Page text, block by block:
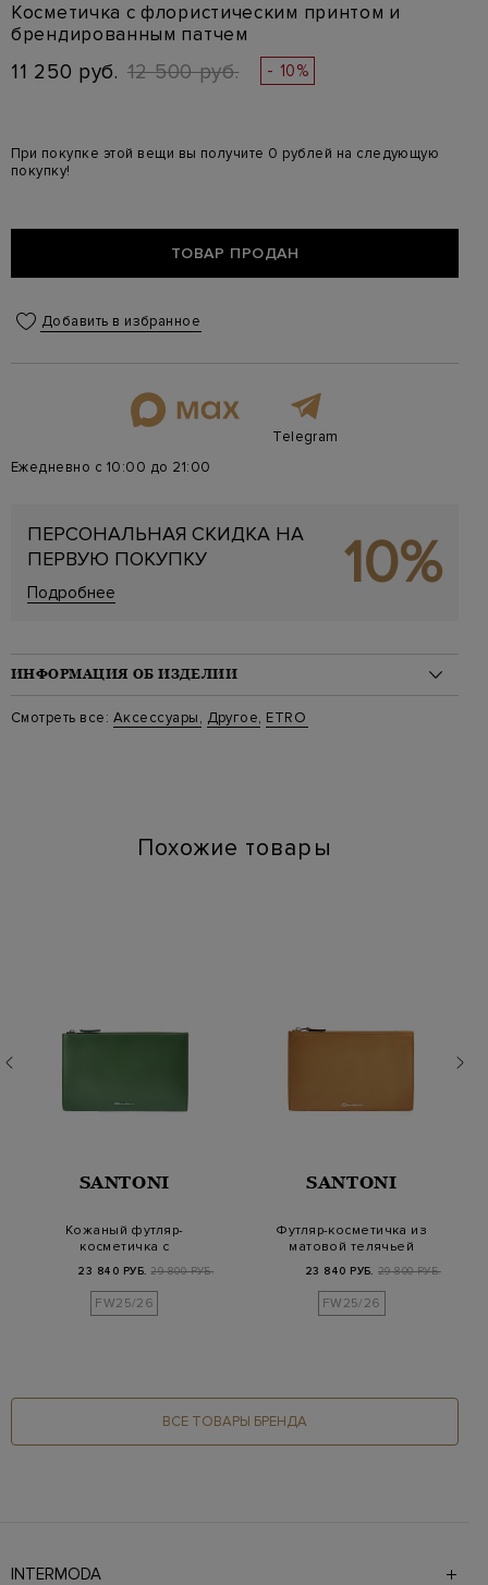
Косметичка с флористическим принтом и
брендированным патчем
11 250 руб. 12 500 руб. - 10%
При покупке этой вещи вы получите 0 рублей на следующую
покупку!
ТОВАР ПРОДАН
Добавить в избранное
Telegram
Ежедневно с 10:00 до 21:00
ПЕРСОНАЛЬНАЯ СКИДКА НА
ПЕРВУЮ ПОКУПКУ
Подробнее 10%
ИНФОРМАЦИЯ ОБ ИЗДЕЛИИ
Материал: полиэстер 100%
Стиль: Косметички
Смотреть все: Аксессуары, Другое, ETRO
Похожие товары
SANTONI
Кожаный футляр-
косметичка с
23 840 РУБ. 29 800 РУБ.
FW25/26
SANTONI
Футляр-косметичка из
матовой телячьей
23 840 РУБ. 29 800 РУБ.
FW25/26
ВСЕ ТОВАРЫ БРЕНДА
INTERMODA